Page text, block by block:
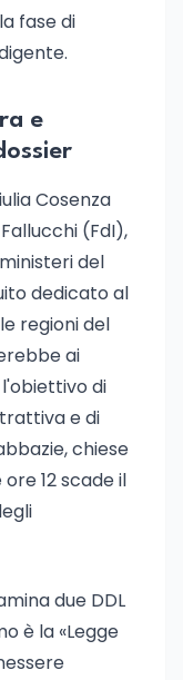
fase di
e
Cosenza
(FdI),
del
dedicato al
regioni del
ai
di
e di
chiese
12 scade il
due DDL
è la «Legge